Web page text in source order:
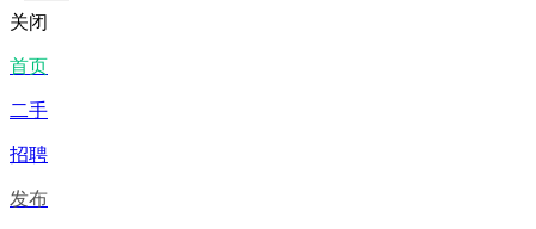
关闭
首页
二手
招聘
发布